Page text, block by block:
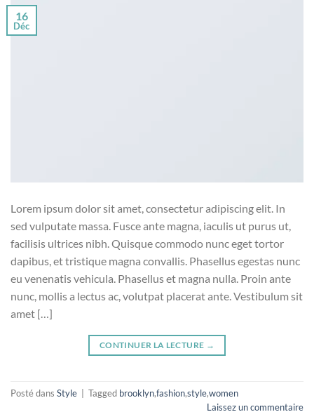
16
Déc
Lorem ipsum dolor sit amet, consectetur adipiscing elit. In
sed vulputate massa. Fusce ante magna, iaculis ut purus ut,
facilisis ultrices nibh. Quisque commodo nunc eget tortor
dapibus, et tristique magna convallis. Phasellus egestas nunc
eu venenatis vehicula. Phasellus et magna nulla. Proin ante
nunc, mollis a lectus ac, volutpat placerat ante. Vestibulum sit
amet […]
CONTINUER LA LECTURE →
Posté dans Style Tagged brooklyn,fashion,style,women
Laissez un commentaire